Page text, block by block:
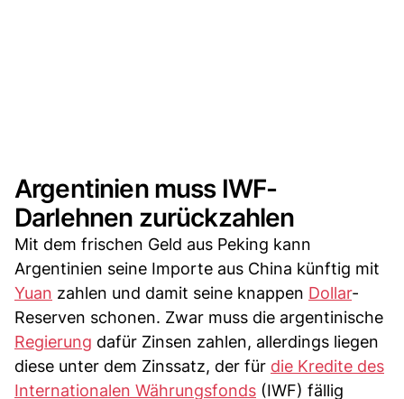
Argentinien muss IWF-
Darlehnen zurückzahlen
Mit dem frischen Geld aus Peking kann
Argentinien seine Importe aus China künftig mit
Yuan zahlen und damit seine knappen Dollar-
Reserven schonen. Zwar muss die argentinische
Regierung dafür Zinsen zahlen, allerdings liegen
diese unter dem Zinssatz, der für die Kredite des
Internationalen Währungsfonds (IWF) fällig